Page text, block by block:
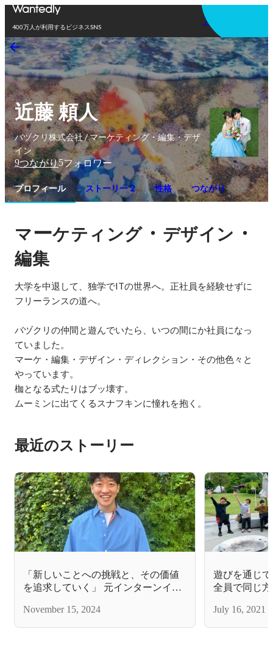
400万人が利用するビジネスSNS
アプリを使う
近藤 頼人
バヅクリ株式会社 / マーケティング・編集・デザ
イン
9つながり5フォロワー
プロフィール ストーリー 2 性格 つながり
マーケティング・ デザイン ・
編集
大学を中退して、独学でITの世界へ。正社員を経験せずに
フリーランスの道へ。
バヅクリの仲間と遊んでいたら、いつの間にか社員になっ
ていました。
マーケ・編集・デザイン・ディレクション・その他色々と
やっています。
枷となる式たりはブッ壊す。
ムーミンに出てくるスナフキンに憧れを抱く。
最近のストーリー
「新しいことへの挑戦と、その価値
を追求していく」 元インターンイン
November 15, 2024
遊びを通じ
全員で同じ
July 16, 2021